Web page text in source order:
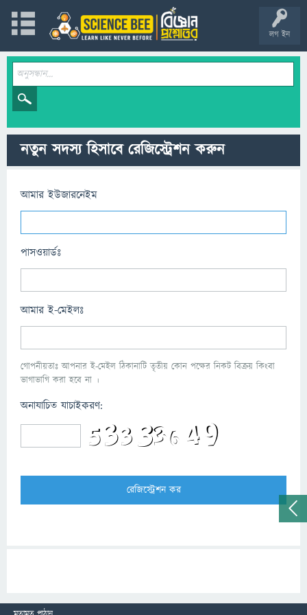
লগ ইন
নতুন সদস্য হিসাবে রেজিস্ট্রেশন করুন
আমার ইউজারনেইম
পাসওয়ার্ডঃ
আমার ই-মেইলঃ
গোপনীয়তাঃ আপনার ই-মেইল ঠিকানাটি তৃতীয় কোন পক্ষের নিকট বিক্রয় কিংবা
ভাগাভাগি করা হবে না ।
অনাযাচিত যাচাইকরণ: